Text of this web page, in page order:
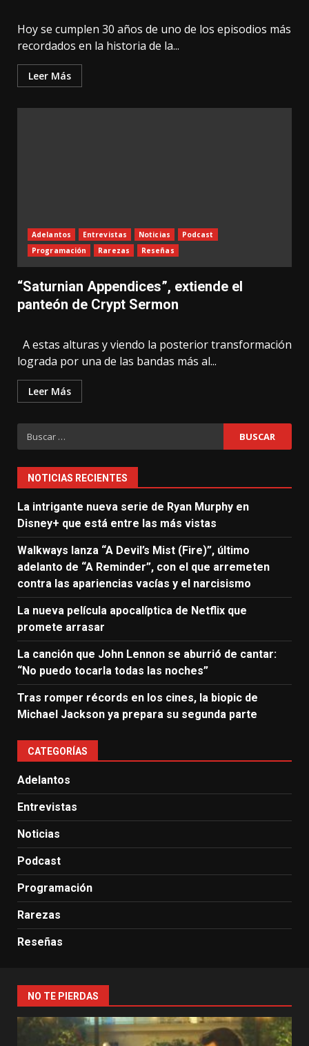
Hoy se cumplen 30 años de uno de los episodios más
recordados en la historia de la...
Leer Más
Adelantos Entrevistas Noticias
Podcast
Programación
Rarezas Reseñas
“Saturnian Appendices”, extiende el
panteón de Crypt Sermon
A estas alturas y viendo la posterior transformación
lograda por una de las bandas más al...
Leer Más
Buscar:
NOTICIAS RECIENTES
La intrigante nueva serie de Ryan Murphy en
Disney+ que está entre las más vistas
Walkways lanza “A Devil’s Mist (Fire)”, último
adelanto de “A Reminder”, con el que arremeten
contra las apariencias vacías y el narcisismo
La nueva película apocalíptica de Netflix que
promete arrasar
La canción que John Lennon se aburrió de cantar:
“No puedo tocarla todas las noches”
Tras romper récords en los cines, la biopic de
Michael Jackson ya prepara su segunda parte
CATEGORÍAS
Adelantos
Entrevistas
Noticias
Podcast
Programación
Rarezas
Reseñas
NO TE PIERDAS